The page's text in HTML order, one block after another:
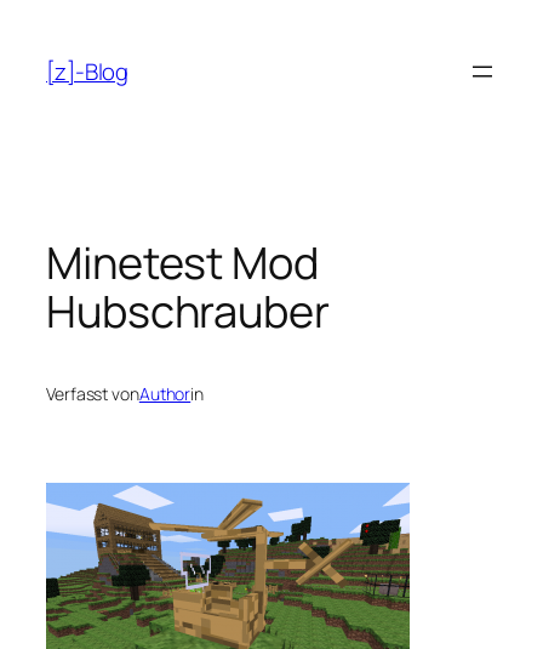
Inhalt
springen
[z]-Blog
Minetest Mod
Hubschrauber
Verfasst vonAuthorin